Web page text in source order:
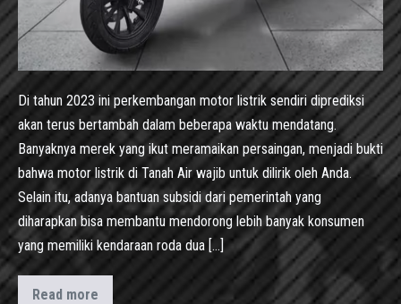
Di tahun 2023 ini perkembangan motor listrik sendiri diprediksi
akan terus bertambah dalam beberapa waktu mendatang.
Banyaknya merek yang ikut meramaikan persaingan, menjadi bukti
bahwa motor listrik di Tanah Air wajib untuk dilirik oleh Anda.
Selain itu, adanya bantuan subsidi dari pemerintah yang
diharapkan bisa membantu mendorong lebih banyak konsumen
yang memiliki kendaraan roda dua […]
Read more